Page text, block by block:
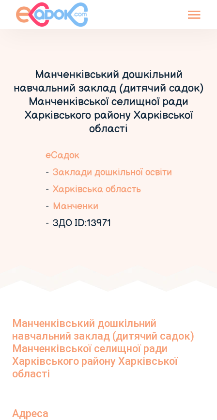
Манченківський дошкільний
навчальний заклад (дитячий садок)
Манченківської селищної ради
Харківського району Харківської
області
еСадок
Заклади дошкільної освіти
Харківська область
Манченки
ЗДО ID:13971
Манченківський дошкільний
навчальний заклад (дитячий садок)
Манченківської селищної ради
Харківського району Харківської
області
Адреса